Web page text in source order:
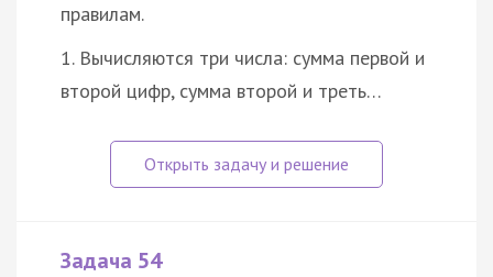
правилам.
1. Вычисляются три числа: сумма первой и
второй цифр, сумма второй и треть…
Задача 54